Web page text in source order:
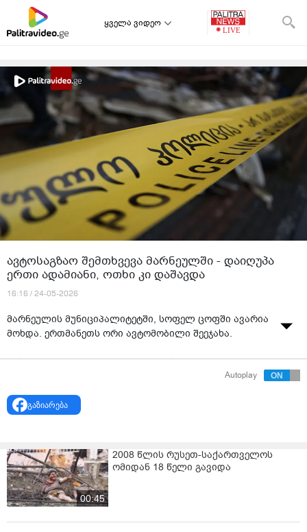
ყველა ვიდეო
ავტოსაგზაო შემთხვევა მარნეულში - დაიღუპა
ერთი ადამიანი, ოთხი კი დაშავდა
16:16 / 24-05-2026
მარნეულის მუნიციპალიტეტში, სოფელ ცოფში ავარია
მოხდა. ერთმანეთს ორი ავტომობილი შეეჯახა.
არსებული ინფორმაციით, ავარიის შედეგად ერთი
როგორც „ინტერპრესნიუსს“ შინაგან საქმეთა
სამინისტროში განუცხადეს, მომხდართან
მოძრაობის უსაფრთხოების ან ექსპლუატაციის წესის
დარღვევას გულისხმობს.
Autoplay
გაზიარება
00:45
2008 წლის რუსეთ-საქართველოს
ომიდან 18 წელი გავიდა